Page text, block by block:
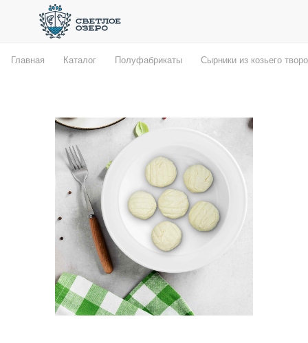
Главная Каталог Полуфабрикаты Сырники из козьего